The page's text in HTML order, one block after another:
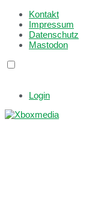
Kontakt
Impressum
Datenschutz
Mastodon
Login